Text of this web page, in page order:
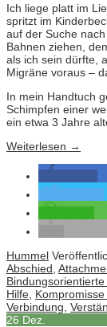
Ich liege platt im
spritzt im
auf der Suche
Bahnen ziehen,
als ich sein dürfte,
Migräne voraus –
In mein Handtuch
Schimpfen einer
ein etwa 3 Jahre
Weiterlesen →
Hummel
Abschied
Hilfe
Verbindung
26 Dez.